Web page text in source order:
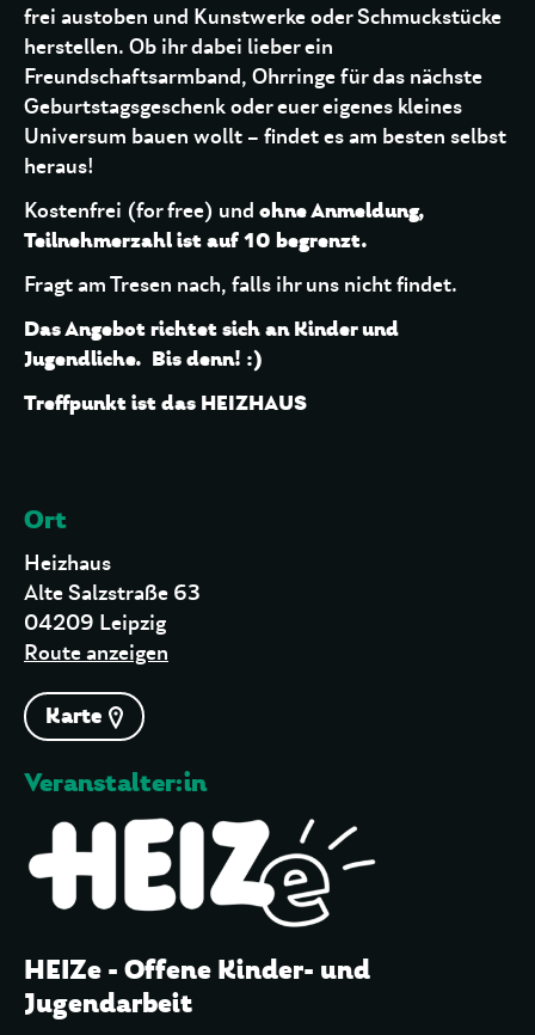
frei austoben und Kunstwerke oder Schmuckstücke
herstellen. Ob ihr dabei lieber ein
Freundschaftsarmband, Ohrringe für das nächste
Geburtstagsgeschenk oder euer eigenes kleines
Universum bauen wollt – findet es am besten selbst
heraus!
Kostenfrei (for free) und ohne Anmeldung,
Teilnehmerzahl ist auf 10 begrenzt.
Fragt am Tresen nach, falls ihr uns nicht findet.
Das Angebot richtet sich an Kinder und
Jugendliche. Bis denn! :)
Treffpunkt ist das HEIZHAUS
Ort
Heizhaus
Alte Salzstraße 63
04209 Leipzig
Route anzeigen
Karte
Veranstalter:in
HEIZe - Offene Kinder- und
Jugendarbeit